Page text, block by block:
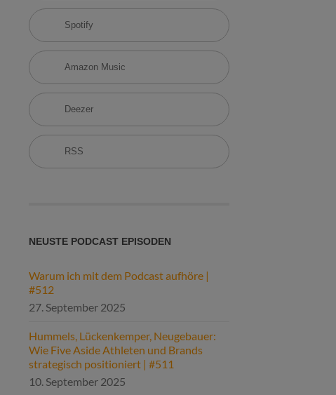
Spotify
Amazon Music
Deezer
RSS
NEUSTE PODCAST EPISODEN
Warum ich mit dem Podcast aufhöre |
#512
27. September 2025
Hummels, Lückenkemper, Neugebauer:
Wie Five Aside Athleten und Brands
strategisch positioniert | #511
10. September 2025